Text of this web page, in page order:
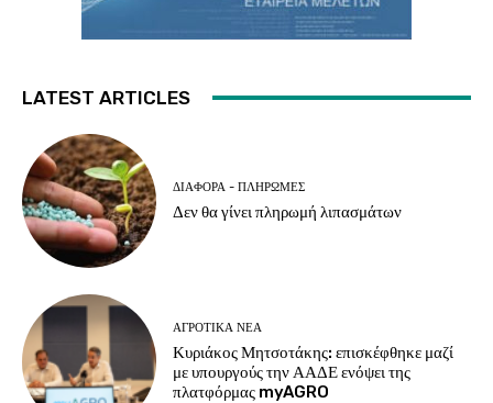
LATEST ARTICLES
ΔΙΆΦΟΡΑ - ΠΛΗΡΩΜΈΣ
Δεν θα γίνει πληρωμή λιπασμάτων
ΑΓΡΟΤΙΚΆ ΝΈΑ
Κυριάκος Μητσοτάκης: επισκέφθηκε μαζί
με υπουργούς την ΑΑΔΕ ενόψει της
πλατφόρμας myAGRO